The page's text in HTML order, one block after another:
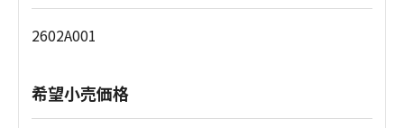
2602A001
希望小売価格